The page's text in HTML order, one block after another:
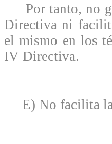
Por tanto, no
Directiva ni
el mismo en los
IV Directiva.
E) No facilita la